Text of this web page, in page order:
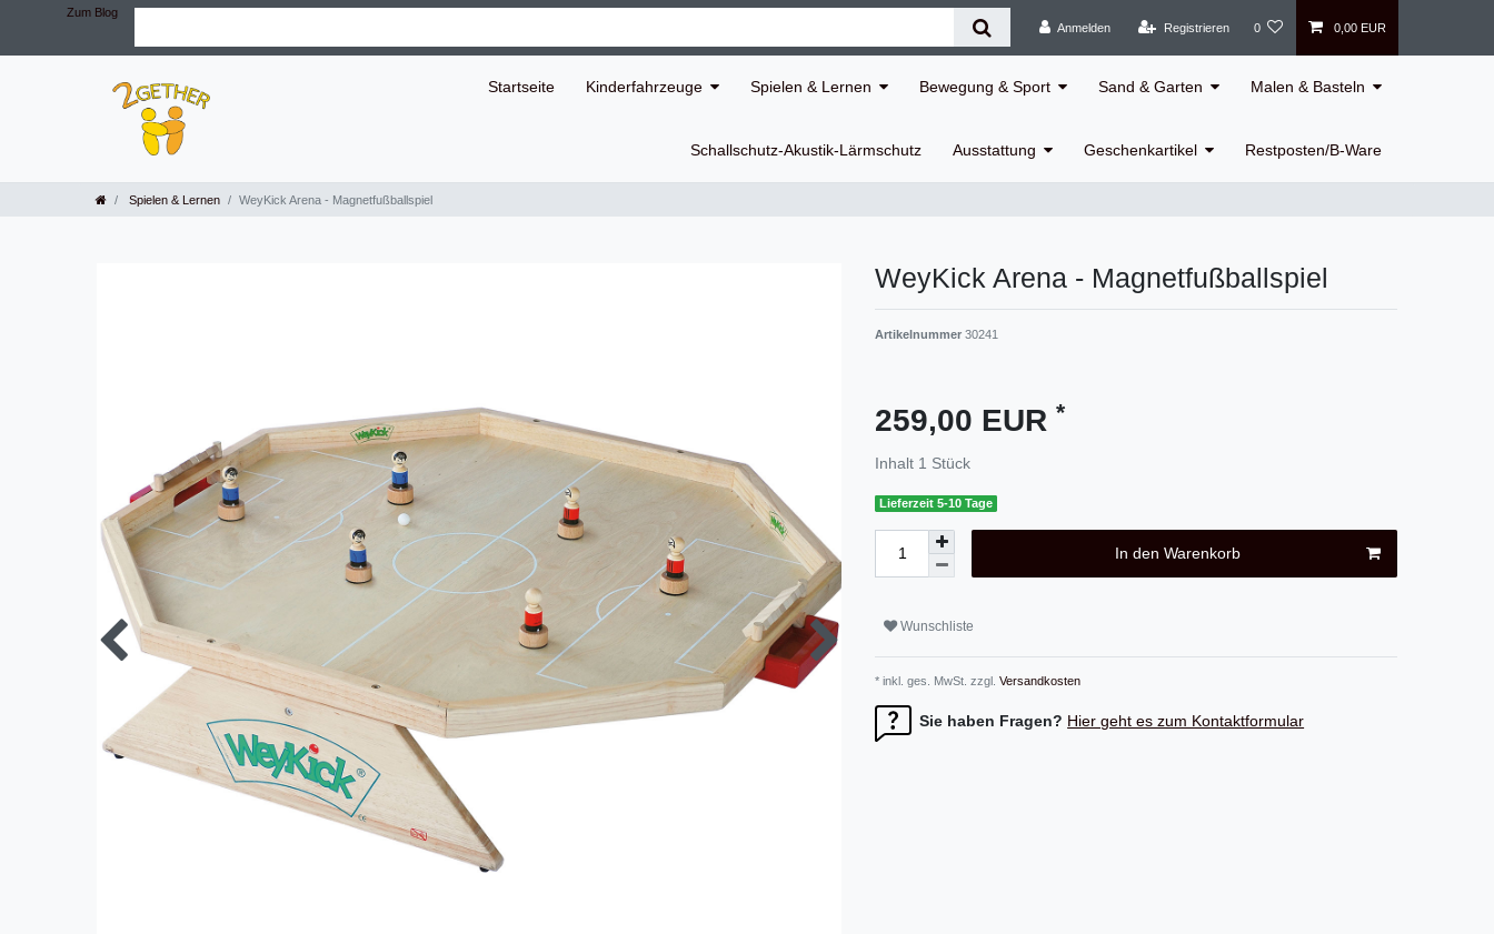
Zum Blog
Anmelden
Registrieren 0 0,00 EUR
Startseite Kinderfahrzeuge Spielen & Lernen Bewegung & Sport Sand & Garten Malen & Basteln
Schallschutz-Akustik-Lärmschutz Ausstattung Geschenkartikel Restposten/B-Ware
Spielen & Lernen WeyKick Arena - Magnetfußballspiel
WeyKick Arena - Magnetfußballspiel
Artikelnummer 30241
259,00 EUR *
Inhalt 1 Stück
Lieferzeit 5-10 Tage
In den Warenkorb
Wunschliste
* inkl. ges. MwSt. zzgl. Versandkosten
Sie haben Fragen? Hier geht es zum Kontaktformular